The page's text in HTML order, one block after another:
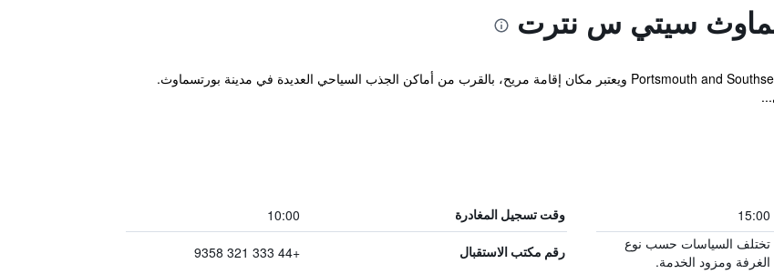
سيتي س نترت
يقع الفندق على بعد لحظات من Portsmouth and Southsea Railway Station ويعتبر مكان إقامة مريح، بالقرب من أماكن الجذب السياحي العديدة في مدينة بورتسماوث.
15:00 وقت تسجيل المغادرة 10:00
تختلف السياسات حسب نوع
الغرفة ومزود الخدمة.
رقم مكتب الاستقبال +44 333 321 9358